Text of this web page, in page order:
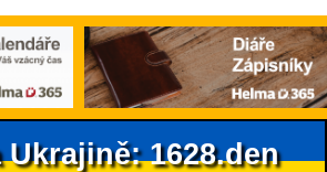
Ukrajině: 1628.den